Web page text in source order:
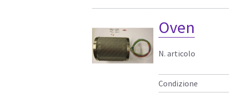
Oven
N. articolo
Condizione